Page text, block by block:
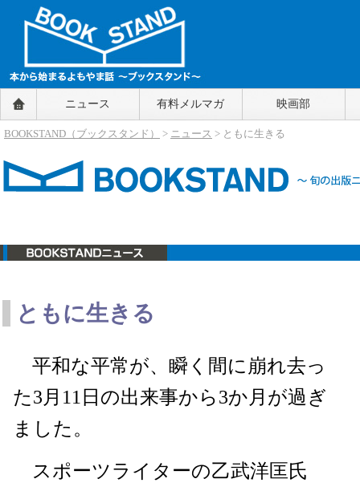
BOOKSTAND（ブックスタンド）
～本から始まるよもやま話～
BOOKSTAND（ブ
ニュース 有料メルマガ 映画部
BOOKSTAND（ブックスタンド） > ニュース > ともに生きる
ともに生きる
平和な平常が、瞬く間に崩れ去っ
た3月11日の出来事から3か月が過ぎ
ました。
スポーツライターの乙武洋匡氏